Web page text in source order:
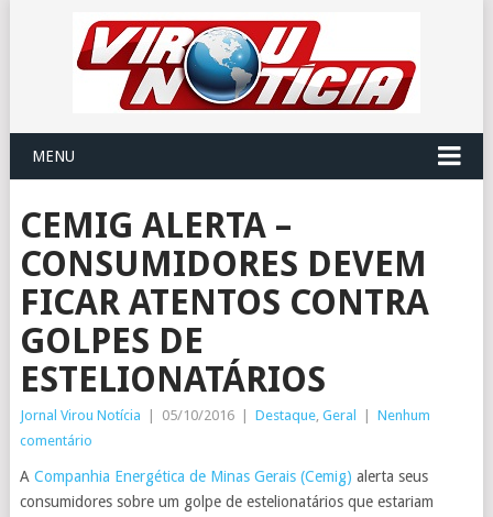
MENU
CEMIG ALERTA –
CONSUMIDORES DEVEM
FICAR ATENTOS CONTRA
GOLPES DE
ESTELIONATÁRIOS
Jornal Virou Notícia 05/10/2016 Destaque, Geral
Nenhum
comentário
A Companhia Energética de Minas Gerais (Cemig) alerta seus
consumidores sobre um golpe de estelionatários que estariam